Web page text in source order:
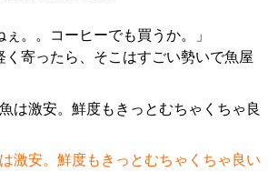
ぇ。。コーヒーでも買うか。」
く寄ったら、そこはすごい勢いで魚屋
激安。鮮度もきっとむちゃくちゃ良い